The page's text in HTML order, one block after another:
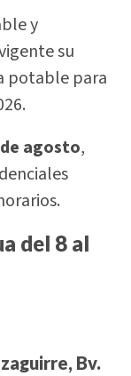
y
su
potable para
agosto,
del 8 al
Bv.